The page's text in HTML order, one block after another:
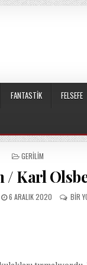
FANTASTIK FELSEFE
POSTED
GERILIM
/ Karl
PUBLISHED
6 ARALIK 2020 BIR